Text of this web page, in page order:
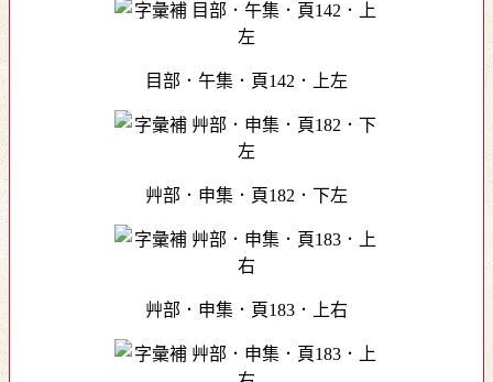
目部．午集．頁142．上左
艸部．申集．頁182．下左
艸部．申集．頁183．上右